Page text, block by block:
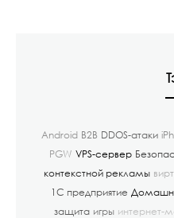
Android B2B DDOS-атаки
PGW VPS-сервер
контекстной рекламы
1С предприятие
защита игры интернет-